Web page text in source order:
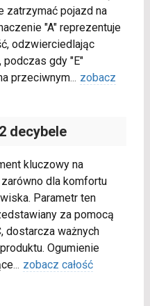
zatrzymać pojazd na
"A" reprezentuje
odzwierciedlając
podczas gdy "E"
przeciwnym... zobacz
decybele
kluczowy na
dla komfortu
Parametr ten
za pomocą
dostarcza ważnych
Ogumienie
... zobacz całość